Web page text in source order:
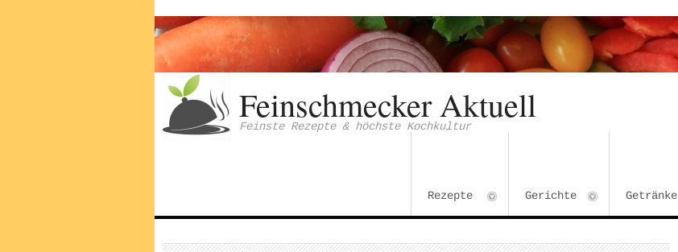
Feinschmecker Aktuell
Feinste Rezepte & höchste Kochkultur
Rezepte Gerichte Getränke